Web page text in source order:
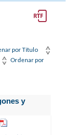
por Título
Ordenar por
y